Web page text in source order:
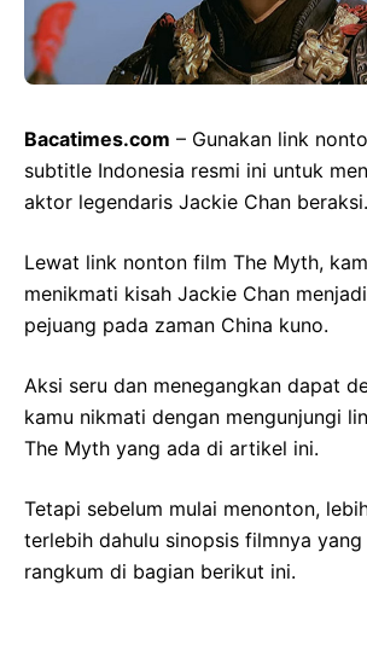
Bacatimes.com – Gunakan link
subtitle Indonesia resmi ini untuk
aktor legendaris Jackie Chan beraksi.
Lewat link nonton film The Myth,
menikmati kisah Jackie Chan
pejuang pada zaman China kuno.
Aksi seru dan menegangkan dapat
kamu nikmati dengan mengunjungi
The Myth yang ada di artikel ini.
Tetapi sebelum mulai menonton,
terlebih dahulu sinopsis filmnya
rangkum di bagian berikut ini.